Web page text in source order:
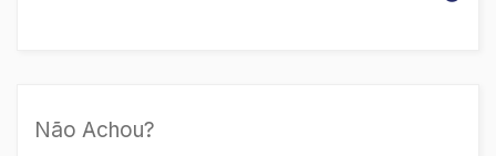
Não Achou?